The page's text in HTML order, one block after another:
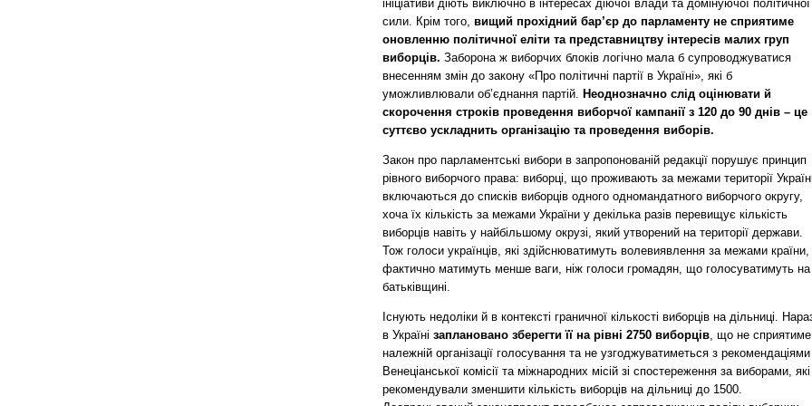
ініціативи діють виключно в інтересах діючої влади та домінуючої політичної
сили. Крім того, вищий прохідний бар’єр до парламенту не сприятиме
оновленню політичної еліти та представництву інтересів малих груп
виборців. Заборона ж виборчих блоків логічно мала б супроводжуватися
внесенням змін до закону «Про політичні партії в Україні», які б
уможливлювали об’єднання партій. Неоднозначно слід оцінювати й
скорочення строків проведення виборчої кампанії з 120 до 90 днів – це
суттєво ускладнить організацію та проведення виборів.
Закон про парламентські вибори в запропонованій редакції порушує принцип
рівного виборчого права: виборці, що проживають за межами території
включаються до списків виборців одного одномандатного виборчого округу,
хоча їх кількість за межами України у декілька разів перевищує кількість
виборців навіть у найбільшому окрузі, який утворений на території держави.
Тож голоси українців, які здійснюватимуть волевиявлення за межами країни,
фактично матимуть менше ваги, ніж голоси громадян, що голосуватимуть на
батьківщині.
Існують недоліки й в контексті граничної кількості виборців на дільниці.
в Україні заплановано зберегти її на рівні 2750 виборців, що не сприятиме
належній організації голосування та не узгоджуватиметься з рекомендаціями
Венеціанської комісії та міжнародних місій зі спостереження за виборами, які
рекомендували зменшити кількість виборців на дільниці до 1500.